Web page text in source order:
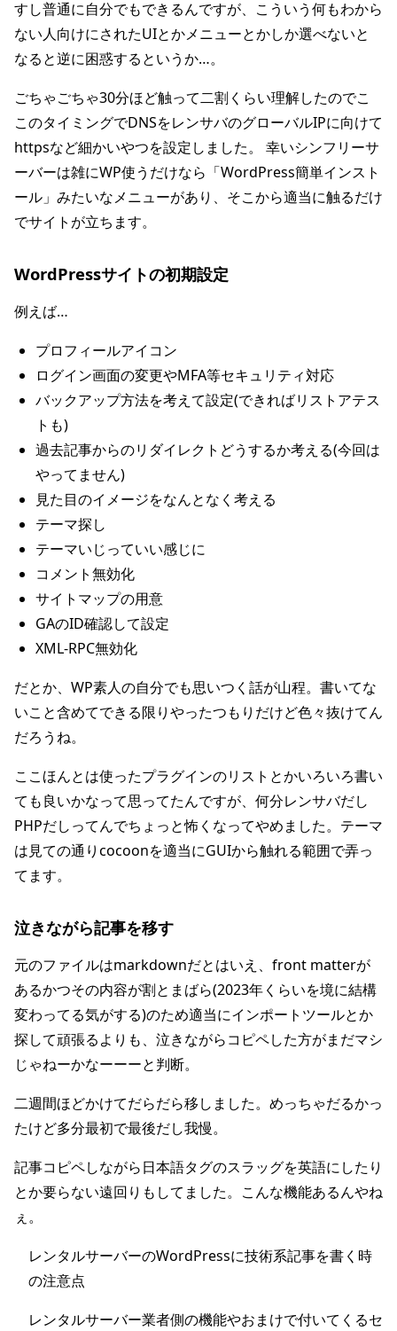
すし普通に自分でもできるんですが、こういう何もわから
ない人向けにされたUIとかメニューとかしか選べないと
なると逆に困惑するというか…。
ごちゃごちゃ30分ほど触って二割くらい理解したのでこ
このタイミングでDNSをレンサバのグローバルIPに向けて
httpsなど細かいやつを設定しました。 幸いシンフリーサ
ーバーは雑にWP使うだけなら「WordPress簡単インスト
ール」みたいなメニューがあり、そこから適当に触るだけ
でサイトが立ちます。
WordPressサイトの初期設定
例えば…
プロフィールアイコン
ログイン画面の変更やMFA等セキュリティ対応
バックアップ方法を考えて設定(できればリストアテス
トも)
過去記事からのリダイレクトどうするか考える(今回は
やってません)
見た目のイメージをなんとなく考える
テーマ探し
テーマいじっていい感じに
コメント無効化
サイトマップの用意
GAのID確認して設定
XML-RPC無効化
だとか、WP素人の自分でも思いつく話が山程。書いてな
いこと含めてできる限りやったつもりだけど色々抜けてん
だろうね。
ここほんとは使ったプラグインのリストとかいろいろ書い
ても良いかなって思ってたんですが、何分レンサバだし
PHPだしってんでちょっと怖くなってやめました。テーマ
は見ての通りcocoonを適当にGUIから触れる範囲で弄っ
てます。
泣きながら記事を移す
元のファイルはmarkdownだとはいえ、front matterが
あるかつその内容が割とまばら(2023年くらいを境に結構
変わってる気がする)のため適当にインポートツールとか
探して頑張るよりも、泣きながらコピペした方がまだマシ
じゃねーかなーーーと判断。
二週間ほどかけてだらだら移しました。めっちゃだるかっ
たけど多分最初で最後だし我慢。
記事コピペしながら日本語タグのスラッグを英語にしたり
とか要らない遠回りもしてました。こんな機能あるんやね
ぇ。
レンタルサーバーのWordPressに技術系記事を書く時
の注意点
レンタルサーバー業者側の機能やおまけで付いてくるセ